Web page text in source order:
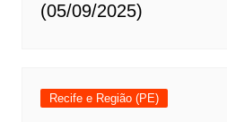
(05/09/2025)
Recife e Região (PE)